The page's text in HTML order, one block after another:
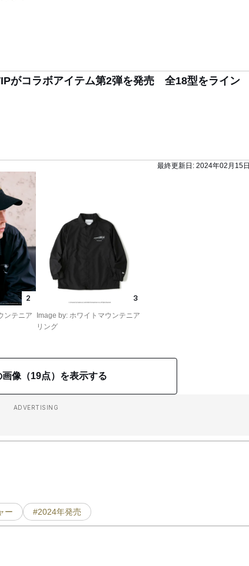
がコラボアイテム第2弾を発売 全18型をライン
最終更新日: 2024年02月15日
2
ンテニア
3
Image by: ホワイトマウンテニア
リング
像（19点）を表示する
ADVERTISING
ー #2024年発売